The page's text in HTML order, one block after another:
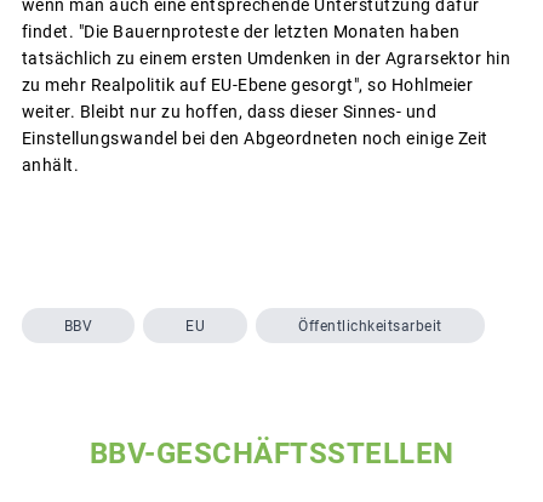
wenn man auch eine entsprechende Unterstützung dafür
findet. "Die Bauernproteste der letzten Monaten haben
tatsächlich zu einem ersten Umdenken in der Agrarsektor hin
zu mehr Realpolitik auf EU-Ebene gesorgt", so Hohlmeier
weiter. Bleibt nur zu hoffen, dass dieser Sinnes- und
Einstellungswandel bei den Abgeordneten noch einige Zeit
anhält.
BBV EU Öffentlichkeitsarbeit
BBV-GESCHÄFTSSTELLEN